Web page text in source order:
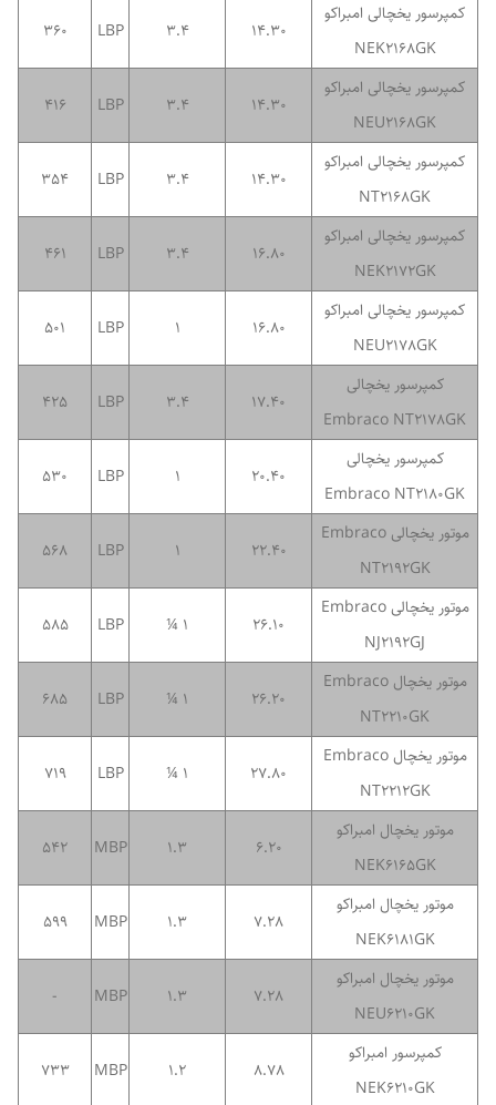
کمپرسور یخچالی امبراکو
NEK2168GK
14.30
3.4
LBP
360
کمپرسور یخچالی امبراکو
NEU2168GK
14.30
3.4
LBP
416
کمپرسور یخچالی امبراکو
NT2168GK
14.30
3.4
LBP
354
کمپرسور یخچالی امبراکو
NEK2172GK
16.80
3.4
LBP
461
کمپرسور یخچالی امبراکو
NEU2178GK
16.80
1
LBP
501
کمپرسور یخچالی
Embraco NT2178GK
17.40
3.4
LBP
425
کمپرسور یخچالی
Embraco NT2180GK
20.40
1
LBP
530
موتور یخچالی Embraco
NT2192GK
22.40
1
LBP
568
موتور یخچالی Embraco
NJ2192GJ
26.10
1 ¼
LBP
585
موتور یخچال Embraco
NT2210GK
26.20
1 ¼
LBP
685
موتور یخچال Embraco
NT2212GK
27.80
1 ¼
LBP
719
موتور یخچال امبراکو
NEK6165GK
6.20
1.3
MBP
542
موتور یخچال امبراکو
NEK6181GK
7.28
1.3
MBP
599
موتور یخچال امبراکو
NEU6210GK
7.28
1.3
MBP
-
کمپرسور امبراکو
NEK6210GK
8.78
1.2
MBP
733